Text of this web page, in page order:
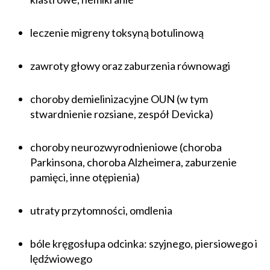
leczenie migreny toksyną botulinową
zawroty głowy oraz zaburzenia równowagi
choroby demielinizacyjne OUN (w tym
stwardnienie rozsiane, zespół Devicka)
choroby neurozwyrodnieniowe (choroba
Parkinsona, choroba Alzheimera, zaburzenie
pamięci, inne otępienia)
utraty przytomności, omdlenia
bóle kręgosłupa odcinka: szyjnego, piersiowego i
lędźwiowego